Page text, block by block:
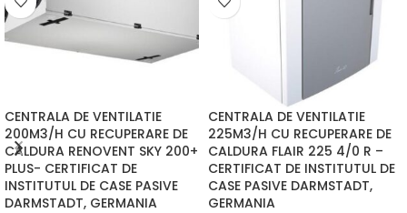
CENTRALA DE VENTILATIE
200M3/H CU RECUPERARE DE
CALDURA RENOVENT SKY 200+
PLUS- CERTIFICAT DE
INSTITUTUL DE CASE PASIVE
DARMSTADT, GERMANIA
CENTRALA DE VENTILATIE
225M3/H CU RECUPERARE DE
CALDURA FLAIR 225 4/0 R –
CERTIFICAT DE INSTITUTUL DE
CASE PASIVE DARMSTADT,
GERMANIA